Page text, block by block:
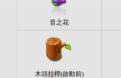
音之花
木頭拉桿(啟動前)